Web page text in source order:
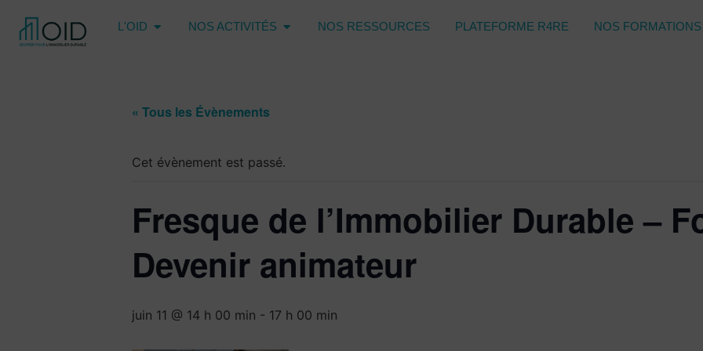
L'OID NOS ACTIVITÉS NOS RESSOURCES PLATEFORME R4RE NOS FORMATIONS
« Tous les Évènements
Cet évènement est passé.
Fresque de l’Immobilier Durable –
Devenir animateur
juin 11 @ 14 h 00 min - 17 h 00 min